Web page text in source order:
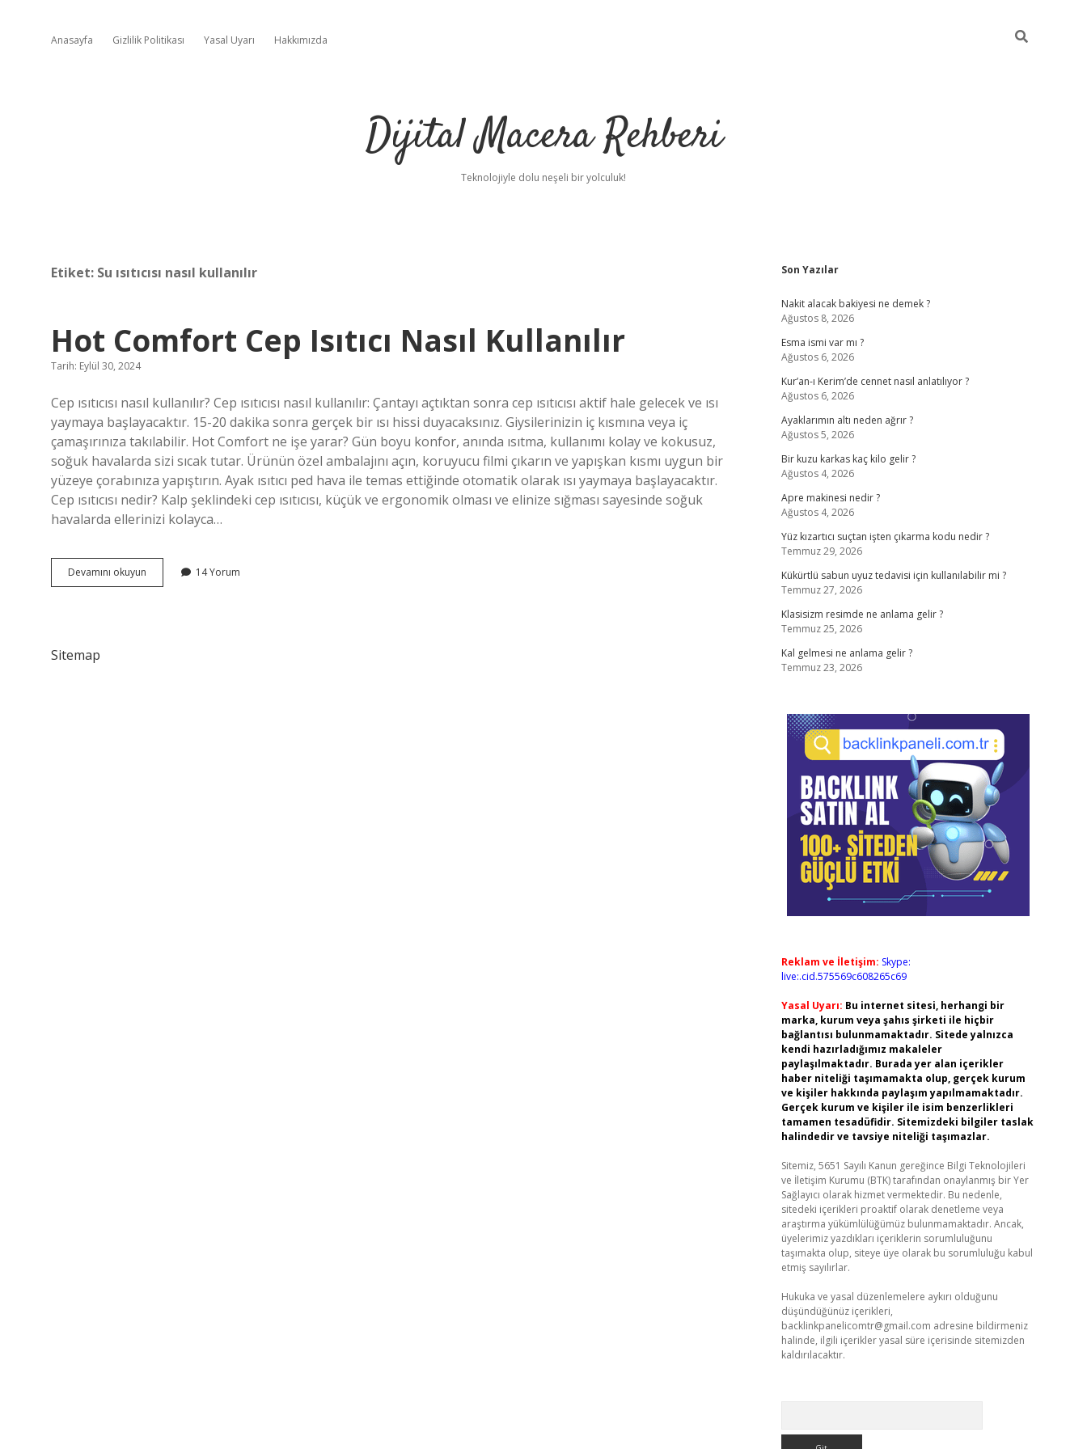
Anasayfa Gizlilik Politikası Yasal Uyarı Hakkımızda
Dijital Macera Rehberi
Teknolojiyle dolu neşeli bir yolculuk!
Etiket: Su ısıtıcısı nasıl kullanılır
Hot Comfort Cep Isıtıcı Nasıl Kullanılır
Tarih: Eylül 30, 2024
Cep ısıtıcısı nasıl kullanılır? Cep ısıtıcısı nasıl kullanılır: Çantayı açtıktan sonra cep ısıtıcısı aktif hale gelecek ve ısı
yaymaya başlayacaktır. 15-20 dakika sonra gerçek bir ısı hissi duyacaksınız. Giysilerinizin iç kısmına veya iç
çamaşırınıza takılabilir. Hot Comfort ne işe yarar? Gün boyu konfor, anında ısıtma, kullanımı kolay ve kokusuz,
soğuk havalarda sizi sıcak tutar. Ürünün özel ambalajını açın, koruyucu filmi çıkarın ve yapışkan kısmı uygun bir
yüzeye çorabınıza yapıştırın. Ayak ısıtıcı ped hava ile temas ettiğinde otomatik olarak ısı yaymaya başlayacaktır.
Cep ısıtıcısı nedir? Kalp şeklindeki cep ısıtıcısı, küçük ve ergonomik olması ve elinize sığması sayesinde soğuk
havalarda ellerinizi kolayca…
Devamını okuyun
Comfort
14 Yorum
Sitemap
Sidebar
Son Yazılar
Nakit alacak bakiyesi ne demek ?
Ağustos 8, 2026
Esma ismi var mı ?
Ağustos 6, 2026
Kur’an-ı Kerim’de cennet nasıl anlatılıyor ?
Ağustos 6, 2026
Ayaklarımın altı neden ağrır ?
Ağustos 5, 2026
Bir kuzu karkas kaç kilo gelir ?
Ağustos 4, 2026
Apre makinesi nedir ?
Ağustos 4, 2026
Yüz kızartıcı suçtan işten çıkarma kodu nedir ?
Temmuz 29, 2026
Kükürtlü sabun uyuz tedavisi için kullanılabilir mi ?
Temmuz 27, 2026
Klasisizm resimde ne anlama gelir ?
Temmuz 25, 2026
Kal gelmesi ne anlama gelir ?
Temmuz 23, 2026
Reklam ve İletişim: Skype:
live:.cid.575569c608265c69
Yasal Uyarı: Bu internet sitesi, herhangi bir
marka, kurum veya şahıs şirketi ile hiçbir
bağlantısı bulunmamaktadır. Sitede yalnızca
kendi hazırladığımız makaleler
paylaşılmaktadır. Burada yer alan içerikler
haber niteliği taşımamakta olup, gerçek kurum
ve kişiler hakkında paylaşım yapılmamaktadır.
Gerçek kurum ve kişiler ile isim benzerlikleri
tamamen tesadüfidir. Sitemizdeki bilgiler taslak
halindedir ve tavsiye niteliği taşımazlar.
Sitemiz, 5651 Sayılı Kanun gereğince Bilgi Teknolojileri
ve İletişim Kurumu (BTK) tarafından onaylanmış bir Yer
Sağlayıcı olarak hizmet vermektedir. Bu nedenle,
sitedeki içerikleri proaktif olarak denetleme veya
araştırma yükümlülüğümüz bulunmamaktadır. Ancak,
üyelerimiz yazdıkları içeriklerin sorumluluğunu
taşımakta olup, siteye üye olarak bu sorumluluğu kabul
etmiş sayılırlar.
Hukuka ve yasal düzenlemelere aykırı olduğunu
düşündüğünüz içerikleri,
backlinkpanelicomtr@gmail.com adresine bildirmeniz
halinde, ilgili içerikler yasal süre içerisinde sitemizden
kaldırılacaktır.